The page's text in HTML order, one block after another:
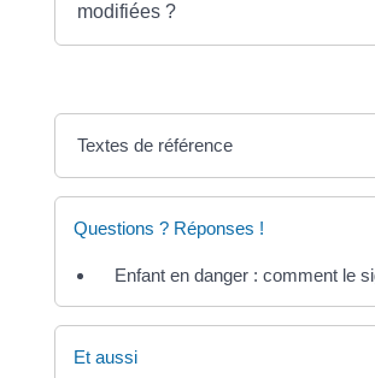
modifiées ?
Textes de référence
Questions ? Réponses !
Enfant en danger : comment le
Et aussi